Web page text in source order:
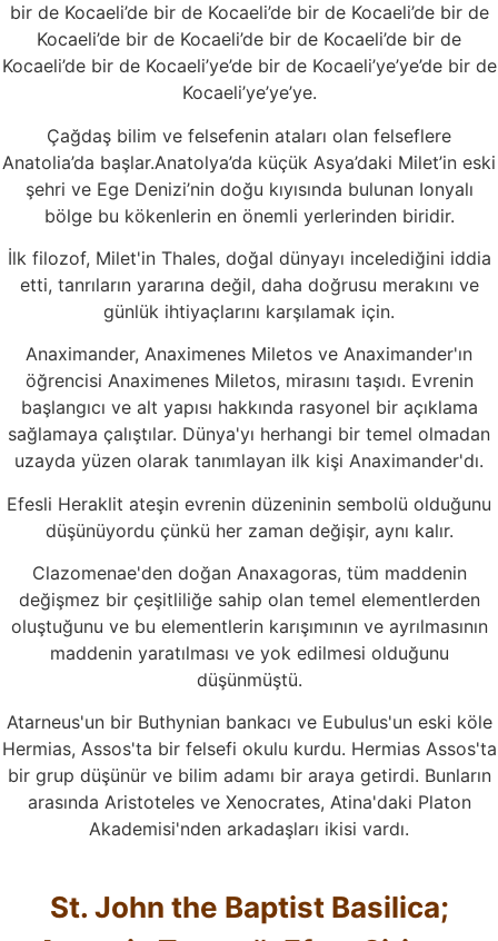
bir de Kocaeli’de bir de Kocaeli’de bir de Kocaeli’de bir de
Kocaeli’de bir de Kocaeli’de bir de Kocaeli’de bir de
Kocaeli’de bir de Kocaeli’ye’de bir de Kocaeli’ye’ye’de bir de
Kocaeli’ye’ye’ye.
Çağdaş bilim ve felsefenin ataları olan felseflere
Anatolia’da başlar.Anatolya’da küçük Asya’daki Milet’in eski
şehri ve Ege Denizi’nin doğu kıyısında bulunan Ionyalı
bölge bu kökenlerin en önemli yerlerinden biridir.
İlk filozof, Milet'in Thales, doğal dünyayı incelediğini iddia
etti, tanrıların yararına değil, daha doğrusu merakını ve
günlük ihtiyaçlarını karşılamak için.
Anaximander, Anaximenes Miletos ve Anaximander'ın
öğrencisi Anaximenes Miletos, mirasını taşıdı. Evrenin
başlangıcı ve alt yapısı hakkında rasyonel bir açıklama
sağlamaya çalıştılar. Dünya'yı herhangi bir temel olmadan
uzayda yüzen olarak tanımlayan ilk kişi Anaximander'dı.
Efesli Heraklit ateşin evrenin düzeninin sembolü olduğunu
düşünüyordu çünkü her zaman değişir, aynı kalır.
Clazomenae'den doğan Anaxagoras, tüm maddenin
değişmez bir çeşitliliğe sahip olan temel elementlerden
oluştuğunu ve bu elementlerin karışımının ve ayrılmasının
maddenin yaratılması ve yok edilmesi olduğunu
düşünmüştü.
Atarneus'un bir Buthynian bankacı ve Eubulus'un eski köle
Hermias, Assos'ta bir felsefi okulu kurdu. Hermias Assos'ta
bir grup düşünür ve bilim adamı bir araya getirdi. Bunların
arasında Aristoteles ve Xenocrates, Atina'daki Platon
Akademisi'nden arkadaşları ikisi vardı.
St. John the Baptist Basilica;